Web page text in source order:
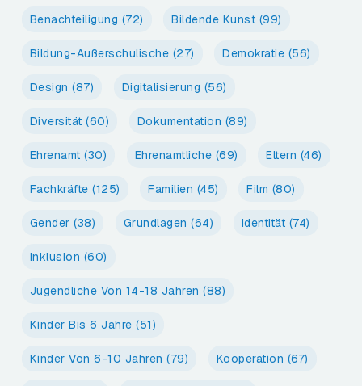
Benachteiligung (72) Bildende Kunst (99)
Bildung-Außerschulische (27) Demokratie (56)
Design (87) Digitalisierung (56)
Diversität (60) Dokumentation (89)
Ehrenamt (30) Ehrenamtliche (69) Eltern (46)
Fachkräfte (125) Familien (45) Film (80)
Gender (38) Grundlagen (64) Identität (74)
Inklusion (60)
Jugendliche Von 14-18 Jahren (88)
Kinder Bis 6 Jahre (51)
Kinder Von 6-10 Jahren (79) Kooperation (67)